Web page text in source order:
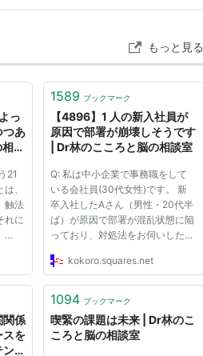
…
もっと見る
っ
つあ
談
21
、
触法
れに
）
す
1589 ブックマーク
【4896】1 人の新入社員が
原因で部署が崩壊しそうです
| Dr林のこころと脳の相談室
Q: 私は中小企業で事務職をして
いる会社員(30代女性)です。 新
卒入社したAさん（男性・20代半
ば）が原因で部署が混乱状態に陥
っており、対処法をお伺いしたく
さんは一見すると非常に物腰柔ら
指示を理解できない、ミスを繰り
返す、被害者意識が強い、他人
に...
kokoro.squares.net
関係
スを
プ
1094 ブックマーク
喫緊の課題は未来 | Dr林のこ
ころと脳の相談室